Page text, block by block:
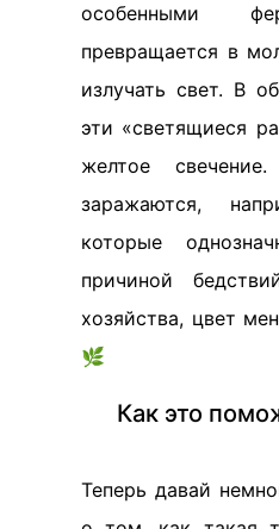
особенными
превращается в
излучать свет. В
эти «светящиеся
желтое
заражаются,
которые
причиной
хозяйства, цвет
🌿
Как это
Теперь давай